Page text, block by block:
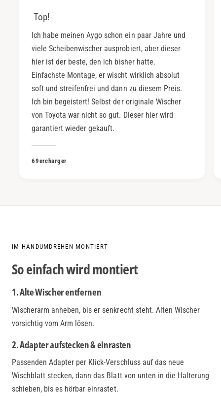
Top!
Ich habe meinen Aygo schon ein paar Jahre und
viele Scheibenwischer ausprobiert, aber dieser
hier ist der beste, den ich bisher hatte.
Einfachste Montage, er wischt wirklich absolut
soft und streifenfrei und dann zu diesem Preis.
Ich bin begeistert! Selbst der originale Wischer
von Toyota war nicht so gut. Dieser hier wird
garantiert wieder gekauft.
69ercharger
IM HANDUMDREHEN MONTIERT
So einfach wird montiert
1. Alte Wischer entfernen
Wischerarm anheben, bis er senkrecht steht. Alten Wischer
vorsichtig vom Arm lösen.
2. Adapter aufstecken & einrasten
Passenden Adapter per Klick-Verschluss auf das neue
Wischblatt stecken, dann das Blatt von unten in die Halterung
schieben, bis es hörbar einrastet.